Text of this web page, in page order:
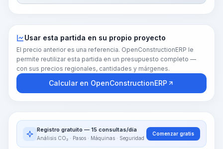
Usar esta partida en su propio proyecto
El precio anterior es una referencia. OpenConstructionERP le
permite reutilizar esta partida en un presupuesto completo —
con sus precios regionales, cantidades y márgenes.
Calcular en OpenConstructionERP
Registro gratuito — 15 consultas/día
Análisis CO₂ · Pasos · Máquinas · Seguridad
Comenzar gratis